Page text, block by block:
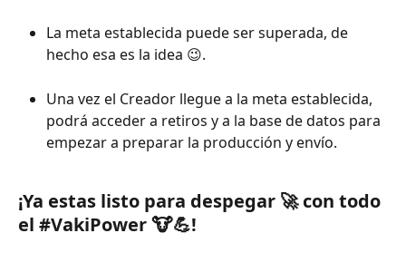
La meta establecida puede ser superada, de
hecho esa es la idea 😉.
Una vez el Creador llegue a la meta establecida,
podrá acceder a retiros y a la base de datos para
empezar a preparar la producción y envío.
¡Ya estas listo para despegar 🚀 con todo
el #VakiPower 🐮💪!